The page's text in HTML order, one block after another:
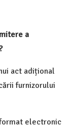
a
act adițional
furnizorului
electronic